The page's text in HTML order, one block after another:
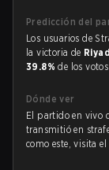
Predicción del
Los usuarios de
la victoria de
39.8%de los
Dónde ver
El partido en vivo
transmitió en
como este, visita el